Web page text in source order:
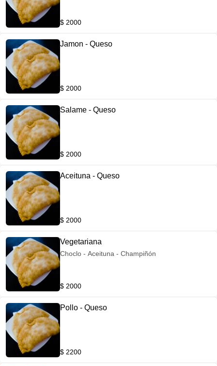
$ 2000
Jamon - Queso
$ 2000
Salame - Queso
$ 2000
Aceituna - Queso
$ 2000
Vegetariana
Choclo - Aceituna - Champiñón
$ 2000
Pollo - Queso
$ 2200